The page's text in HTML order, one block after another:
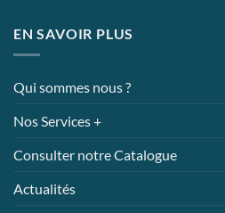
EN SAVOIR PLUS
Qui sommes nous ?
Nos Services +
Consulter notre Catalogue
Actualités